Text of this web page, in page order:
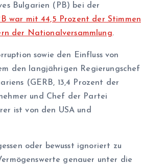
Bulgarien (PB) bei der
war mit 44,5 Prozent der Stimmen
der Nationalversammlung.
sowie den Einfluss von
den langjährigen Regierungschef
(GERB, 13,4 Prozent der
und Chef der Partei
ist von den USA und
oder bewusst ignoriert zu
genauer unter die